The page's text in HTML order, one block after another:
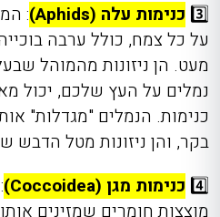
3️⃣ כנימות עלה (Aphids)
:
על כל צמח, כולל ערבה
מעט. הן ניזונות מהמוהל
נמלים על העץ שלכם, יכול
כנימות. הנמלים "מגדלות"
בקר, והן ניזונות מטל הדבש
4️⃣ כנימות מגן (Coccoidea)
מוצצות חומרים שמזינים